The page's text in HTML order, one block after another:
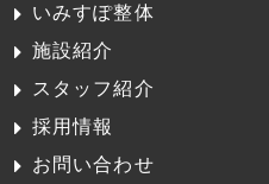
いみすぽ整体
施設紹介
スタッフ紹介
採用情報
お問い合わせ